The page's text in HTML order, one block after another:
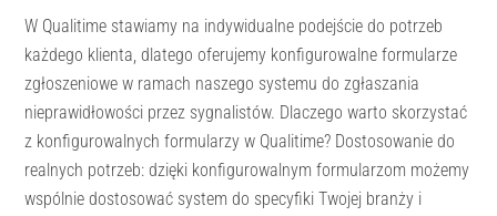
W Qualitime stawiamy na indywidualne podejście do potrzeb
każdego klienta, dlatego oferujemy konfigurowalne formularze
zgłoszeniowe w ramach naszego systemu do zgłaszania
nieprawidłowości przez sygnalistów. Dlaczego warto skorzystać
z konfigurowalnych formularzy w Qualitime? Dostosowanie do
realnych potrzeb: dzięki konfigurowalnym formularzom możemy
wspólnie dostosować system do specyfiki Twojej branży i